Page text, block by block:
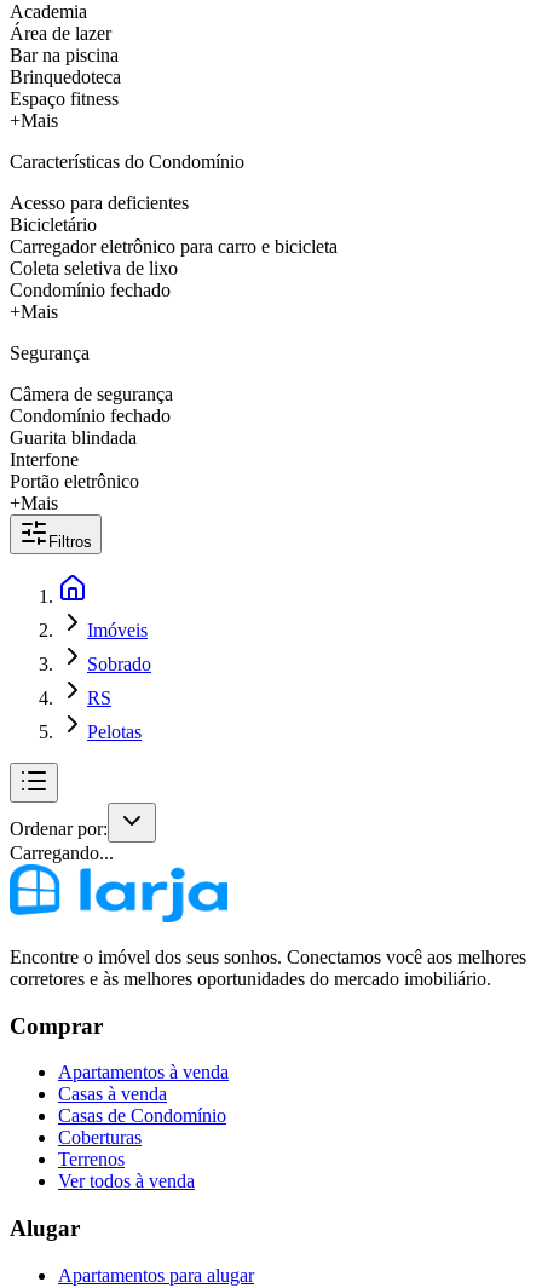
Academia
Área de lazer
Bar na piscina
Brinquedoteca
Espaço fitness
+Mais
Características do Condomínio
Acesso para deficientes
Bicicletário
Carregador eletrônico para carro e bicicleta
Coleta seletiva de lixo
Condomínio fechado
+Mais
Segurança
Câmera de segurança
Condomínio fechado
Guarita blindada
Interfone
Portão eletrônico
+Mais
Filtros
Imóveis
Sobrado
RS
Pelotas
Ordenar por:
Carregando...
Encontre o imóvel dos seus sonhos. Conectamos você aos melhores
corretores e às melhores oportunidades do mercado imobiliário.
Comprar
Apartamentos à venda
Casas à venda
Casas de Condomínio
Coberturas
Terrenos
Ver todos à venda
Alugar
Apartamentos para alugar